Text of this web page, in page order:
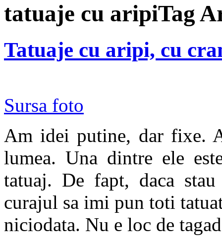
tatuaje cu aripiTag
Tatuaje cu aripi, cu
Sursa foto
Am idei putine, dar fixe.
lumea. Una dintre ele
tatuaj. De fapt, daca
curajul sa imi pun toti
niciodata. Nu e loc de